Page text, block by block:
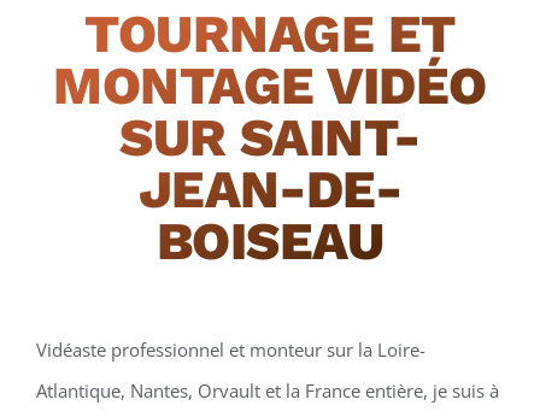
TOURNAGE ET
MONTAGE VIDÉO
SUR SAINT-
JEAN-DE-
BOISEAU
Vidéaste professionnel et monteur sur la Loire-
Atlantique, Nantes, Orvault et la France entière, je suis à